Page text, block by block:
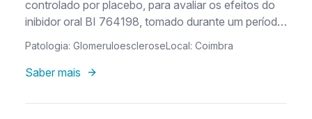
controlado por placebo, para avaliar os efeitos do
inibidor oral BI 764198, tomado durante um período
de tratamento em dupla ocultação de 52 semanas
em participantes com glomeruloesclerose
segmental e focal (FSGS) primária ou genética
seguindo de uma extensão aberta de 52 semanas
Patologia: GlomeruloescleroseLocal: Coimbra
Saber mais